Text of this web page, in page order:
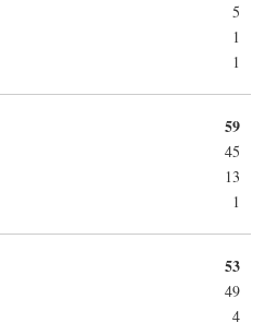
5
1
1
59
45
13
1
53
49
4